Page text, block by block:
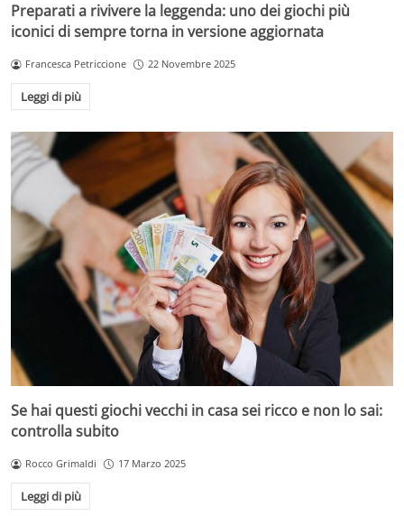
Preparati a rivivere la leggenda: uno dei giochi più
iconici di sempre torna in versione aggiornata
Francesca Petriccione 22 Novembre 2025
Leggi di più
Se hai questi giochi vecchi in casa sei ricco e non lo sai:
controlla subito
Rocco Grimaldi 17 Marzo 2025
Leggi di più